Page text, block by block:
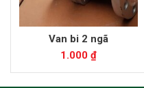
Van bi 2 ngã
1.000 ₫